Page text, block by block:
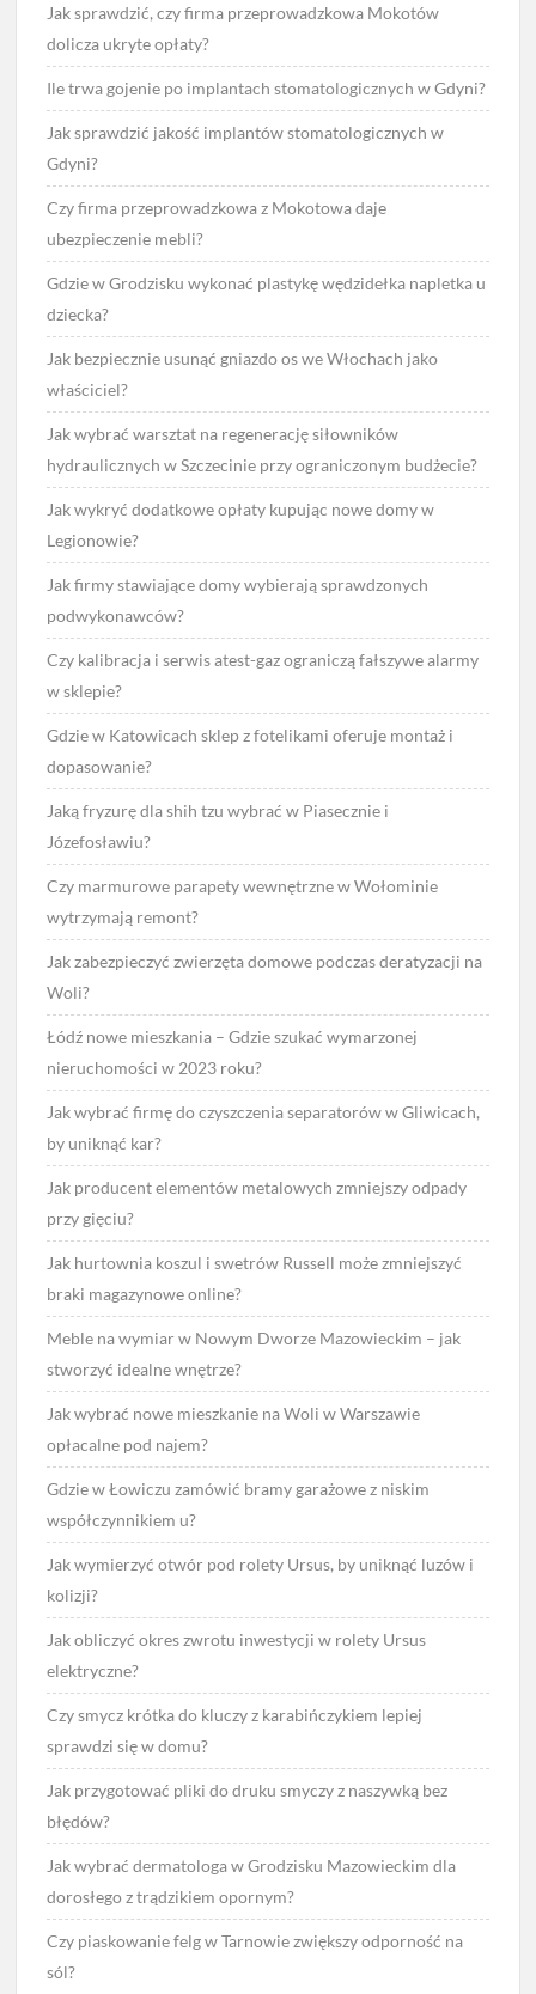
Jak sprawdzić, czy firma przeprowadzkowa Mokotów
dolicza ukryte opłaty?
Ile trwa gojenie po implantach stomatologicznych w Gdyni?
Jak sprawdzić jakość implantów stomatologicznych w
Gdyni?
Czy firma przeprowadzkowa z Mokotowa daje
ubezpieczenie mebli?
Gdzie w Grodzisku wykonać plastykę wędzidełka napletka u
dziecka?
Jak bezpiecznie usunąć gniazdo os we Włochach jako
właściciel?
Jak wybrać warsztat na regenerację siłowników
hydraulicznych w Szczecinie przy ograniczonym budżecie?
Jak wykryć dodatkowe opłaty kupując nowe domy w
Legionowie?
Jak firmy stawiające domy wybierają sprawdzonych
podwykonawców?
Czy kalibracja i serwis atest-gaz ograniczą fałszywe alarmy
w sklepie?
Gdzie w Katowicach sklep z fotelikami oferuje montaż i
dopasowanie?
Jaką fryzurę dla shih tzu wybrać w Piasecznie i
Józefosławiu?
Czy marmurowe parapety wewnętrzne w Wołominie
wytrzymają remont?
Jak zabezpieczyć zwierzęta domowe podczas deratyzacji na
Woli?
Łódź nowe mieszkania – Gdzie szukać wymarzonej
nieruchomości w 2023 roku?
Jak wybrać firmę do czyszczenia separatorów w Gliwicach,
by uniknąć kar?
Jak producent elementów metalowych zmniejszy odpady
przy gięciu?
Jak hurtownia koszul i swetrów Russell może zmniejszyć
braki magazynowe online?
Meble na wymiar w Nowym Dworze Mazowieckim – jak
stworzyć idealne wnętrze?
Jak wybrać nowe mieszkanie na Woli w Warszawie
opłacalne pod najem?
Gdzie w Łowiczu zamówić bramy garażowe z niskim
współczynnikiem u?
Jak wymierzyć otwór pod rolety Ursus, by uniknąć luzów i
kolizji?
Jak obliczyć okres zwrotu inwestycji w rolety Ursus
elektryczne?
Czy smycz krótka do kluczy z karabińczykiem lepiej
sprawdzi się w domu?
Jak przygotować pliki do druku smyczy z naszywką bez
błędów?
Jak wybrać dermatologa w Grodzisku Mazowieckim dla
dorosłego z trądzikiem opornym?
Czy piaskowanie felg w Tarnowie zwiększy odporność na
sól?